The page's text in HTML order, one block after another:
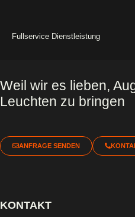
Fullservice Dienst­leistung
Weil wir es lieben,
Leuchten zu bringen
ANFRAGE SENDEN
KONTAKT